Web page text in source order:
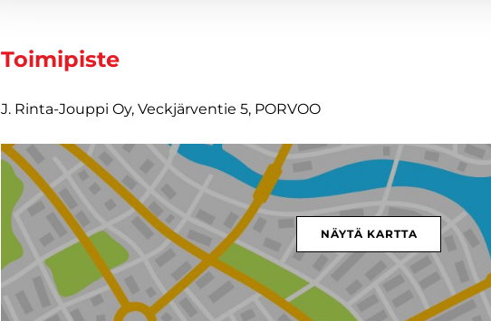
Toimipiste
J. Rinta-Jouppi Oy, Veckjärventie 5, PORVOO
NÄYTÄ KARTTA